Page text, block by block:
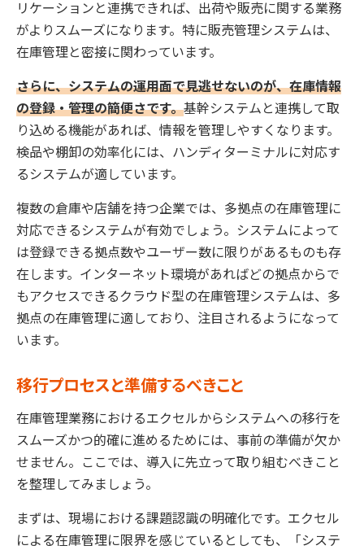
リケーションと連携できれば、出荷や販売に関する業務
がよりスムーズになります。特に販売管理システムは、
在庫管理と密接に関わっています。
さらに、システムの運用面で見逃せないのが、在庫情報
の登録・管理の簡便さです。基幹システムと連携して取
り込める機能があれば、情報を管理しやすくなります。
検品や棚卸の効率化には、ハンディターミナルに対応す
るシステムが適しています。
複数の倉庫や店舗を持つ企業では、多拠点の在庫管理に
対応できるシステムが有効でしょう。システムによって
は登録できる拠点数やユーザー数に限りがあるものも存
在します。インターネット環境があればどの拠点からで
もアクセスできるクラウド型の在庫管理システムは、多
拠点の在庫管理に適しており、注目されるようになって
います。
移行プロセスと準備するべきこと
在庫管理業務におけるエクセルからシステムへの移行を
スムーズかつ的確に進めるためには、事前の準備が欠か
せません。ここでは、導入に先立って取り組むべきこと
を整理してみましょう。
まずは、現場における課題認識の明確化です。エクセル
による在庫管理に限界を感じているとしても、「システ